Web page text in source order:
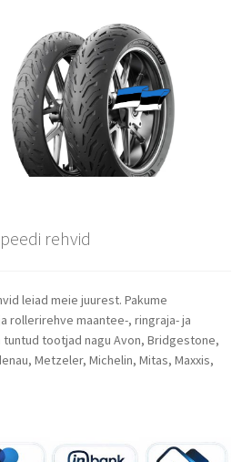
rehvid
leiad meie juurest. Pakume
rollerirehve maantee-, ringraja- ja
tuntud tootjad nagu Avon, Bridgestone,
Metzeler, Michelin, Mitas, Maxxis,